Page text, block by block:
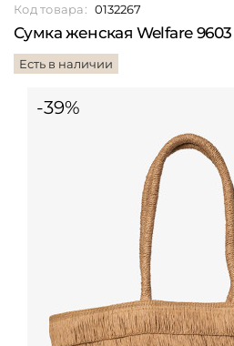
Код товара: 0132267
Сумка женская Welfare 9603
Есть в наличии
-39%